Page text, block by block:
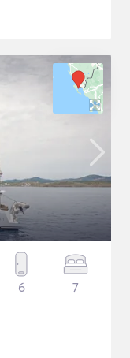
6 7